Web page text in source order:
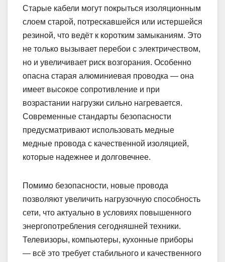
Старые кабели могут покрыться изоляционным
слоем старой, потрескавшейся или истершейся
резиной, что ведёт к коротким замыканиям. Это
не только вызывает перебои с электричеством,
но и увеличивает риск возгорания. Особенно
опасна старая алюминиевая проводка — она
имеет высокое сопротивление и при
возрастании нагрузки сильно нагревается.
Современные стандарты безопасности
предусматривают использовать медные
медные провода с качественной изоляцией,
которые надежнее и долговечнее.
Помимо безопасности, новые провода
позволяют увеличить нагрузочную способность
сети, что актуально в условиях повышенного
энергопотребления сегодняшней техники.
Телевизоры, компьютеры, кухонные приборы
— всё это требует стабильного и качественного